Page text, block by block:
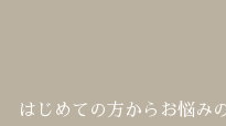
はじめての方からお悩み